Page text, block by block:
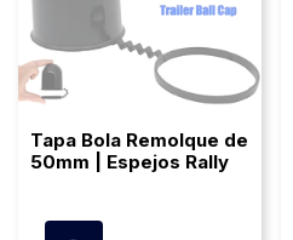
Tapa Bola Remolque de
50mm | Espejos Rally